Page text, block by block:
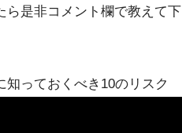
是非コメント欄で教えて
知っておくべき10のリスク